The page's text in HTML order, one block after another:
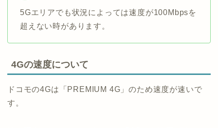
5Gエリアでも状況によっては速度が100Mbpsを
超えない時があります。
4Gの速度について
ドコモの4Gは「PREMIUM 4G」のため速度が速いで
す。